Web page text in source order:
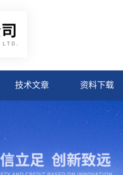
技术文章 资料下载